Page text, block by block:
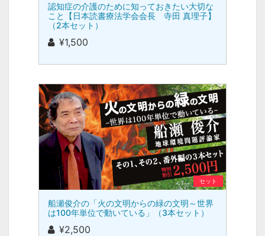
認知症の介護のために知っておきたい大切な
こと【日本読書療法学会会長 寺田 真理子】
（2本セット）
¥1,500
セット
船瀬俊介の「火の文明からの緑の文明～世界
は100年単位で動いている」（3本セット）
¥2,500